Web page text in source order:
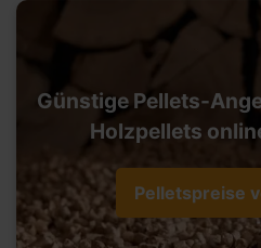
Günstige Pellets-
Holzpellets
Pelletspreise